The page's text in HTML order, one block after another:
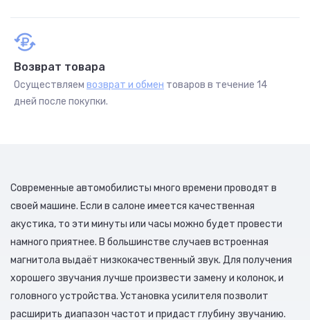
Возврат товара
Осуществляем возврат и обмен товаров в течение 14
дней после покупки.
Современные автомобилисты много времени проводят в
своей машине. Если в салоне имеется качественная
акустика, то эти минуты или часы можно будет провести
намного приятнее. В большинстве случаев встроенная
магнитола выдаёт низкокачественный звук. Для получения
хорошего звучания лучше произвести замену и колонок, и
головного устройства. Установка усилителя позволит
расширить диапазон частот и придаст глубину звучанию.